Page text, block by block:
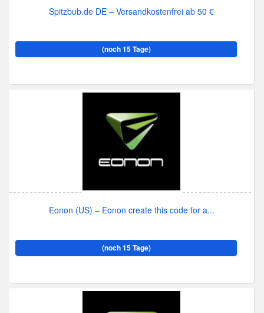
Spitzbub.de DE – Versandkostenfrei ab 50 €
(noch 15 Tage)
Eonon (US) – Eonon create this code for a...
(noch 15 Tage)